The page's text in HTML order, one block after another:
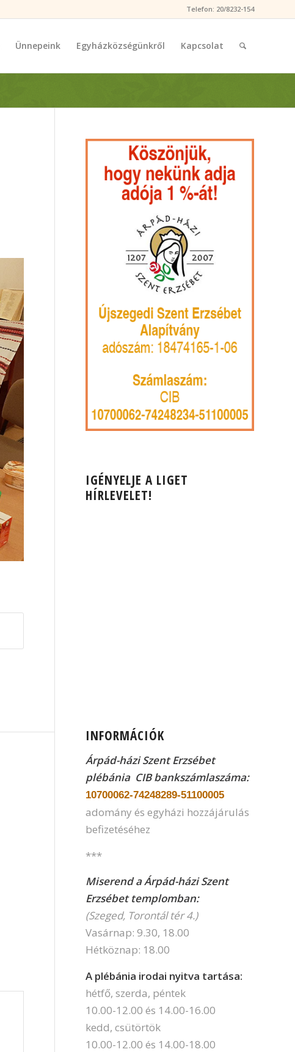
Telefon: 20/8232-154
Ünnepeink Egyházközségünkről Kapcsolat
IGÉNYELJE A LIGET
HÍRLEVELET!
INFORMÁCIÓK
Árpád-házi Szent Erzsébet
plébánia CIBbankszámlaszáma:
10700062-74248289-51100005
adomány és egyházi hozzájárulás
befizetéséhez
***
Miserend a Árpád-házi Szent
Erzsébet templomban:
(Szeged, Torontál tér 4.)
Vasárnap: 9.30, 18.00
Hétköznap: 18.00
A plébánia irodai nyitva tartása:
hétfő, szerda, péntek
10.00-12.00 és 14.00-16.00
kedd, csütörtök
10.00-12.00 és 14.00-18.00